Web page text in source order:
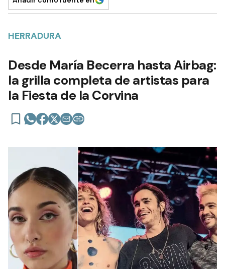
HERRADURA
Desde María Becerra hasta Airbag:
la grilla completa de artistas para
la Fiesta de la Corvina